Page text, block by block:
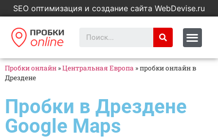
SEO оптимизация и создание сайта WebDevise.ru
Пробки онлайн »Центральная Европа »пробки онлайн в
Дрездене
Пробки в Дрездене
Google Maps